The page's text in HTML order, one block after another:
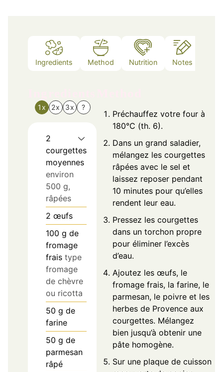
Ingredients Method Nutrition Notes
1x 2x 3x ?
2
courgettes
moyennes
environ
500 g,
râpées
2 œufs
100 g de
fromage
frais type
fromage
de chèvre
ou ricotta
50 g de
farine
50 g de
parmesan
râpé
Préchauffez votre four à
180°C (th. 6).
Dans un grand saladier,
mélangez les courgettes
râpées avec le sel et
laissez reposer pendant
10 minutes pour qu’elles
rendent leur eau.
Pressez les courgettes
dans un torchon propre
pour éliminer l’excès
d’eau.
Ajoutez les œufs, le
fromage frais, la farine, le
parmesan, le poivre et les
herbes de Provence aux
courgettes. Mélangez
bien jusqu’à obtenir une
pâte homogène.
Sur une plaque de cuisson